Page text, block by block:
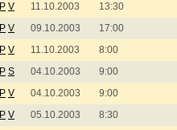
P V 11.10.2003 13:30
P V 09.10.2003 17:00
P V 11.10.2003 8:00
P S 04.10.2003 9:00
P V 04.10.2003 9:00
P V 05.10.2003 8:30